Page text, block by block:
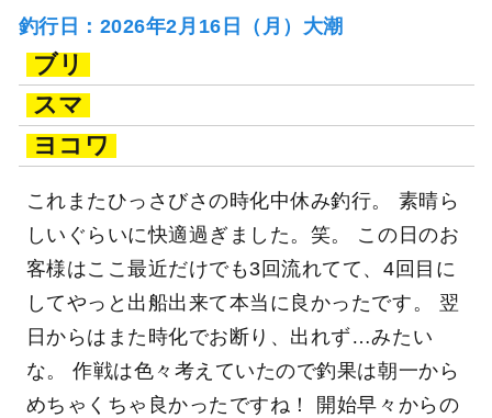
釣行日：2026年2月16日（月）大潮
ブリ
スマ
ヨコワ
これまたひっさびさの時化中休み釣行。 素晴ら
しいぐらいに快適過ぎました。笑。 この日のお
客様はここ最近だけでも3回流れてて、4回目に
してやっと出船出来て本当に良かったです。 翌
日からはまた時化でお断り、出れず…みたい
な。 作戦は色々考えていたので釣果は朝一から
めちゃくちゃ良かったですね！ 開始早々からの